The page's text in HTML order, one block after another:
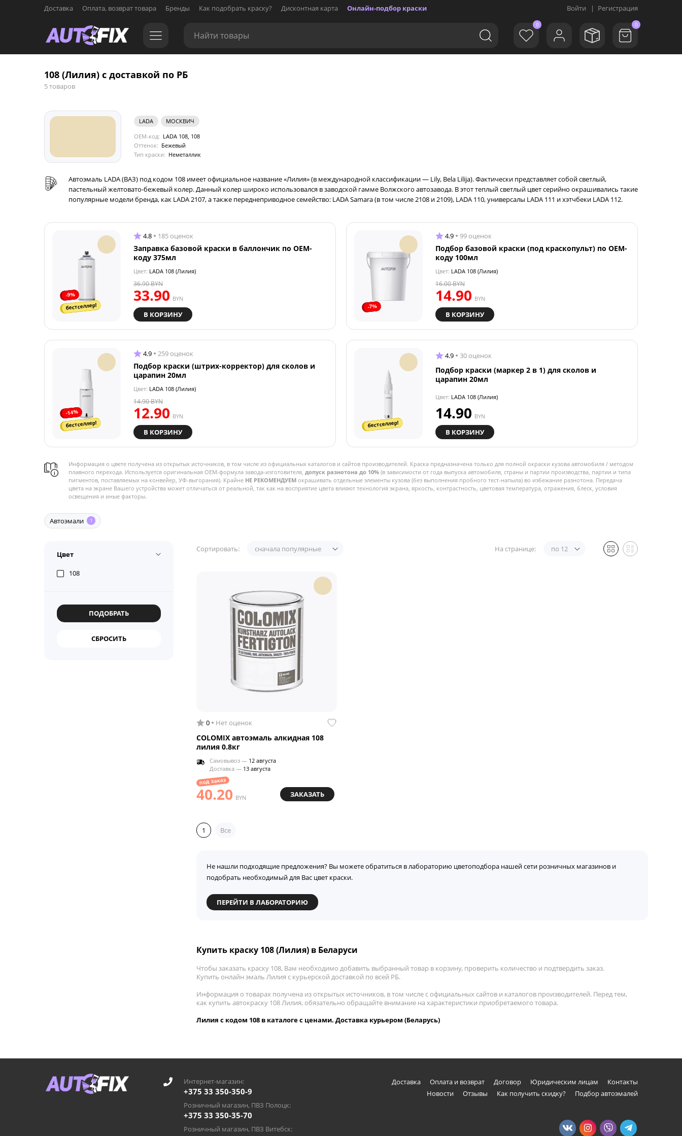
Доставка Оплата, возврат товара Бренды Как подобрать краску? Дисконтная карта Онлайн-подбор краски Войти | Регистрация
0 0
108 (Лилия) с доставкой по РБ
5 товаров
LADA
МОСКВИЧ
OEM-код: LADA 108, 108
Оттенок: Бежевый
Тип краски: Неметаллик
Автоэмаль LADA (ВАЗ) под кодом 108 имеет официальное название «Лилия» (в международной классификации — Lily, Bela Lilija). Фактически представляет собой светлый,
пастельный желтовато-бежевый колер. Данный колер широко использовался в заводской гамме Волжского автозавода. В этот теплый светлый цвет серийно окрашивались такие
популярные модели бренда, как LADA 2107, а также переднеприводное семейство: LADA Samara (в том числе 2108 и 2109), LADA 110, универсалы LADA 111 и хэтчбеки LADA 112.
-9%
бестселлер!
4.8 185 оценок
Заправка базовой краски в баллончик по OEM-
коду 375мл
Цвет: LADA 108 (Лилия)
33.90 BYN
36.90BYN
В КОРЗИНУ
-7%
4.9 99 оценок
Подбор базовой краски (под краскопульт) по OEM-
коду 100мл
Цвет: LADA 108 (Лилия)
14.90 BYN
16.00BYN
В КОРЗИНУ
-14%
бестселлер!
4.9 259 оценок
Подбор краски (штрих-корректор) для сколов и
царапин 20мл
Цвет: LADA 108 (Лилия)
12.90 BYN
14.90BYN
В КОРЗИНУ
бестселлер!
4.9 30 оценок
Подбор краски (маркер 2 в 1) для сколов и
царапин 20мл
Цвет: LADA 108 (Лилия)
14.90 BYN
В КОРЗИНУ
Информация о цвете получена из открытых источников, в том числе из официальных каталогов и сайтов производителей. Краска предназначена только для полной окраски кузова автомобиля / методом
плавного перехода. Используется оригинальная OEM-формула завода-изготовителя, допуск разнотона до 10% (в зависимости от года выпуска автомобиля, страны и партии производства, партии и типа
пигментов, поставляемых на конвейер, УФ-выгорания). Крайне НЕ РЕКОМЕНДУЕМ окрашивать отдельные элементы кузова (без выполнения пробного тест-напыла) во избежание разнотона. Передача
цвета на экране Вашего устройства может отличаться от реальной, так как на восприятие цвета влияют технология экрана, яркость, контрастность, цветовая температура, отражения, блеск, условия
освещения и иные факторы.
Автоэмали 1
Цвет
108
Сортировать: сначала популярные На странице: по 12
0 Нет оценок
COLOMIX автоэмаль алкидная 108
лилия 0.8кг
Самовывоз — 12 августа
Доставка — 13 августа
под заказ
40.20 BYN ЗАКАЗАТЬ
1 Все
Не нашли подходящие предложения? Вы можете обратиться в лабораторию цветоподбора нашей сети розничных магазинов и
подобрать необходимый для Вас цвет краски.
ПЕРЕЙТИ В ЛАБОРАТОРИЮ
Купить краску 108 (Лилия) в Беларуси
Чтобы заказать краску 108, Вам необходимо добавить выбранный товар в корзину, проверить количество и подтвердить заказ.
Купить онлайн эмаль Лилия с курьерской доставкой по всей РБ.
Информация о товарах получена из открытых источников, в том числе с официальных сайтов и каталогов производителей. Перед тем,
как купить автокраску 108 Лилия, обязательно обращайте внимание на характеристики приобретаемого товара.
Лилия с кодом 108 в каталоге с ценами. Доставка курьером (Беларусь)
Интернет-магазин:
+375 33 350-350-9
Розничный магазин, ПВЗ Полоцк:
+375 33 350-35-70
Розничный магазин, ПВЗ Витебск:
Доставка Оплата и возврат Договор Юридическим лицам
Контакты
Новости
Отзывы Как получить скидку? Подбор автоэмалей